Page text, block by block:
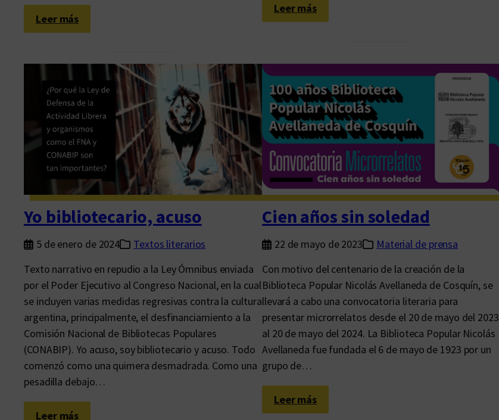
Leer más:
B
b
i
o
t
e
c
a
s
v
i
v
s
Leer más:
L
o
n
o
m
í
a
n
o
e
e
l
f
i
n
,
l
Yo bibliotecario, acuso
5 de enero de 2024
Textos literarios
Texto narrativo en repudio a la Ley Ómnibus enviada
por el Poder Ejecutivo al Congreso Nacional, en la cual
se incluyen varias medidas regresivas contra la cultura
argentina, principalmente, el desfinanciamiento a la
Comisión Nacional de Bibliotecas Populares
(CONABIP). Yo acuso, soy bibliotecario y acuso. Todo
comenzó como una quimera desmadrada. Como una
pesadilla debajo…
Leer más:
Cien años sin soledad
22 de mayo de 2023
Material de prensa
Con motivo del centenario de la creación de la
Biblioteca Popular Nicolás Avellaneda de Cosquín, se
llevará a cabo una convocatoria literaria para
presentar microrrelatos desde el 20 de mayo del 2023
al 20 de mayo del 2024. La Biblioteca Popular Nicolás
Avellaneda fue fundada el 6 de mayo de 1923 por un
grupo de…
Leer más:
C